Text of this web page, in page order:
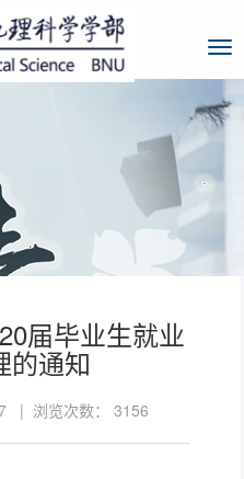
届毕业生就业
的通知
| 浏览次数： 3156